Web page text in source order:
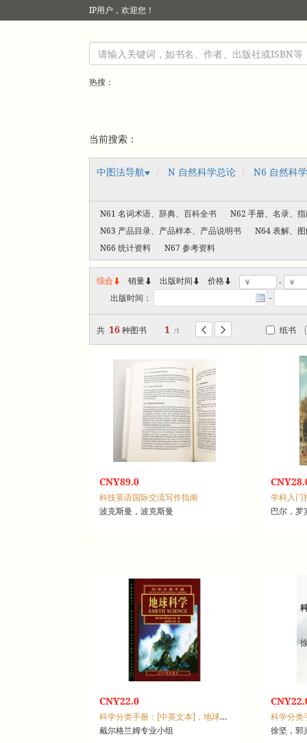
IP用户，欢迎您！
热搜：
当前搜索：
中图法导航 N 自然科学总论 N6 自然科
N61 名词术语、辞典、百科全书
N62 手册、名录、
N63 产品目录、产品样本、产品说明书
N64 表解、
N66 统计资料
N67 参考资料
综合 销量 出版时间  价格
-
出版时间：
-
共 16种图书 1 /1   纸书
CNY89.0
科技英语国际交流写作指南
波克斯曼，波克斯曼
学科入门
巴尔，罗
CNY22.0
科学分类手册：[中英文本]，地球科学
戴尔格兰姆专业小组
科学分类